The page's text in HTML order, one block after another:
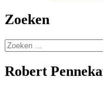
Zoeken
Zoeken
naar:
Robert